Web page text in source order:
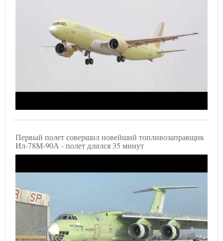
Первый полет совершил новейший топливозаправщик
Ил-78М-90А - полет длился 35 минут